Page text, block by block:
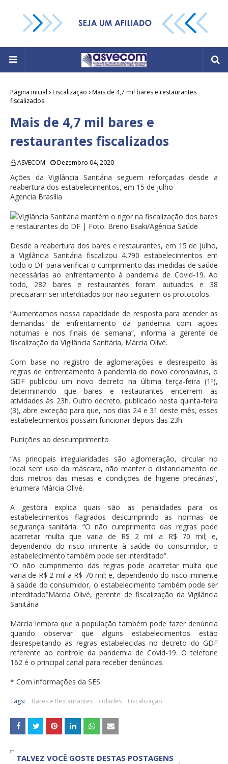
Página inicial Fiscalização
Mais de 4,7 mil bares e restaurantes
fiscalizados
Mais de 4,7 mil bares e
restaurantes fiscalizados
ASVECOM Dezembro 04, 2020
Ações da Vigilância Sanitária seguem reforçadas desde a
reabertura dos estabelecimentos, em 15 de julho
Agencia Brasília
Vigilância Sanitária mantém o rigor na fiscalização dos bares
e restaurantes do DF | Foto: Breno Esaki/Agência Saúde
Desde a reabertura dos bares e restaurantes, em 15 de julho,
a Vigilância Sanitária fiscalizou 4.790 estabelecimentos em
todo o DF para verificar o cumprimento das medidas de saúde
necessárias ao enfrentamento à pandemia de Covid-19. Ao
todo, 282 bares e restaurantes foram autuados e 38
precisaram ser interditados por não seguirem os protocolos.
“Aumentamos nossa capacidade de resposta para atender as
demandas de enfrentamento da pandemia com ações
noturnas e nos finais de semana”, informa a gerente de
fiscalização da Vigilância Sanitária, Márcia Olivé.
Com base no registro de aglomerações e desrespeito às
regras de enfrentamento à pandemia do novo coronavírus, o
GDF publicou um novo decreto na última terça-feira (1º),
determinando que bares e restaurantes encerrem as
atividades às 23h. Outro decreto, publicado nesta quinta-feira
(3), abre exceção para que, nos dias 24 e 31 deste mês, esses
estabelecimentos possam funcionar depois das 23h.
Punições ao descumprimento
“As principais irregularidades são aglomeração, circular no
local sem uso da máscara, não manter o distanciamento de
dois metros das mesas e condições de higiene precárias”,
enumera Márcia Olivé.
A gestora explica quais são as penalidades para os
estabelecimentos flagrados descumprindo as normas de
segurança sanitária: “O não cumprimento das regras pode
acarretar multa que varia de R$ 2 mil a R$ 70 mil; e,
dependendo do risco iminente à saúde do consumidor, o
estabelecimento também pode ser interditado”.
“O não cumprimento das regras pode acarretar multa que
varia de R$ 2 mil a R$ 70 mil; e, dependendo do risco iminente
à saúde do consumidor, o estabelecimento também pode ser
interditado”Márcia Olivé, gerente de fiscalização da Vigilância
Sanitária
Márcia lembra que a população também pode fazer denúncia
quando observar que alguns estabelecimentos estão
desrespeitando as regras estabelecidas no decreto do GDF
referente ao controle da pandemia de Covid-19. O telefone
162 é o principal canal para receber denúncias.
* Com informações da SES
Tags: Bares e Restaurantes cidades Fiscalização
TALVEZ VOCÊ GOSTE DESTAS POSTAGENS